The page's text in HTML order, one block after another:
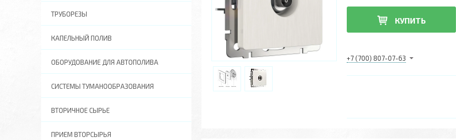
КУПИТЬ
+7 (700) 807-07-63
ТРУБОРЕЗЫ
КАПЕЛЬНЫЙ ПОЛИВ
ОБОРУДОВАНИЕ ДЛЯ АВТОПОЛИВА
СИСТЕМЫ ТУМАНООБРАЗОВАНИЯ
ВТОРИЧНОЕ СЫРЬЕ
ПРИЕМ ВТОРСЫРЬЯ